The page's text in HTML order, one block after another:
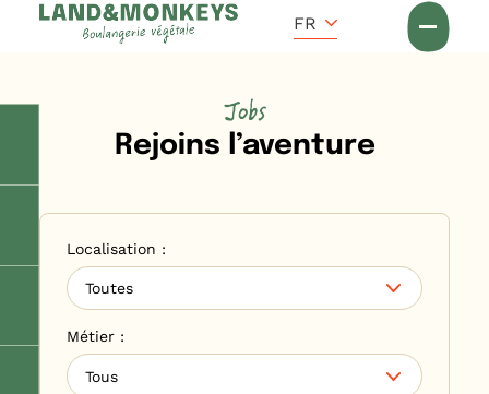
Panneau de gestion des cookies
Accueil
FR
Jobs
Rejoins l’aventure
Localisation :
Toutes
Métier :
Tous